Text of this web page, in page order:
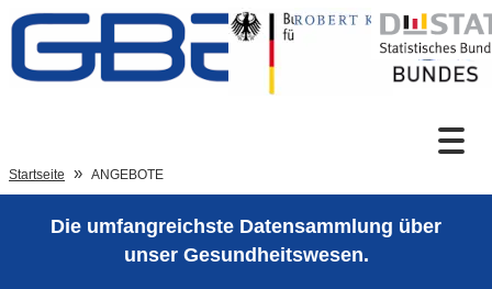
Zum Inhalt
Sprachumschaltung
Startseite ANGEBOTE
Die umfangreichste Datensammlung über
unser Gesundheitswesen.